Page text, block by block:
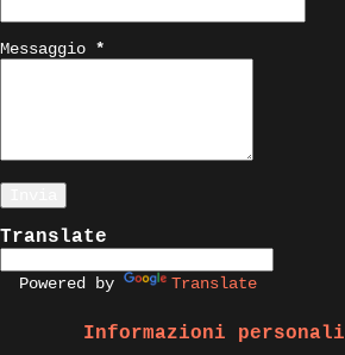
Messaggio *
Translate
Powered by Translate
Informazioni personali